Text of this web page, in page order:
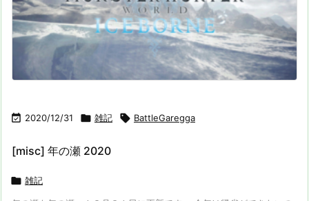
 2020/12/31  雑記  BattleGaregga
[misc] 年の瀬 2020
 雑記